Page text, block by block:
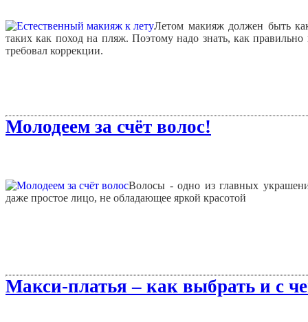
Летом макияж должен быть
таких как поход на пляж. Поэтому надо знать, как
требовал коррекции.
Молодеем за счёт волос!
Волосы - одно из главных
даже простое лицо, не обладающее яркой красотой
Макси-платья – как выбрать и с